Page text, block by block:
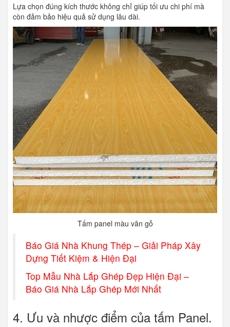
Lựa chọn đúng kích thước không chỉ giúp tối ưu chi phí mà
còn đảm bảo hiệu quả sử dụng lâu dài.
Tấm panel màu vân gỗ
Báo Giá Nhà Khung Thép – Giải Pháp Xây
Dựng Tiết Kiệm & Hiện Đại
Top Mẫu Nhà Lắp Ghép Đẹp Hiện Đại –
Báo Giá Nhà Lắp Ghép Mới Nhất
4. Ưu và nhược điểm của tấm Panel.